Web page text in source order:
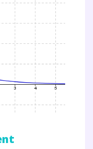
de
utilisée pour
pourrez vous
le lien de
newsletter. Pour
données
vous pouvez